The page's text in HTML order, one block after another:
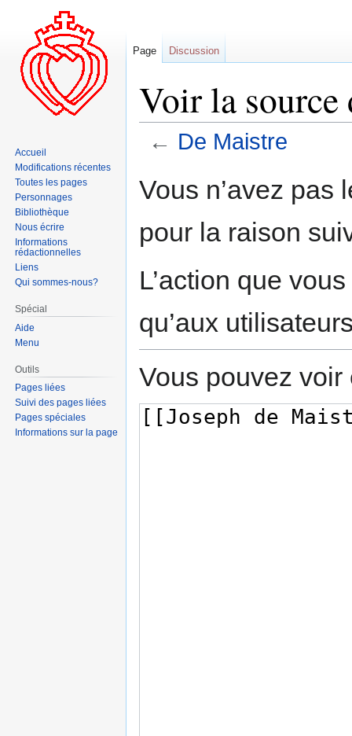
Voir la source
← De Maistre
à
navigation
à
recherche
Vous n’avez pas
pour la raison
L’action que
qu’aux
Vous pouvez
Page Discussion
Accueil
Modifications récentes
Toutes les pages
Personnages
Bibliothèque
Nous écrire
Informations
rédactionnelles
Liens
Qui sommes-nous?
Spécial
Aide
Menu
Outils
Pages liées
Suivi des pages liées
Pages spéciales
Informations sur la page